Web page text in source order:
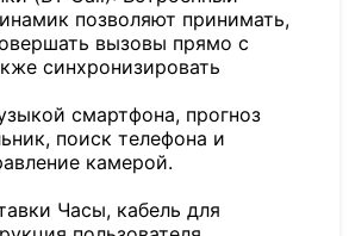
позволяют принимать,
вызовы прямо с
синхронизировать
смартфона, прогноз
поиск телефона и
камерой.
Часы, кабель для